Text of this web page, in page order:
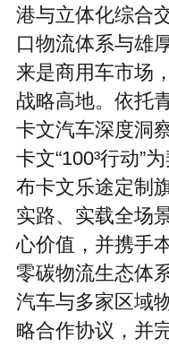
港与立体化综合
口物流体系与雄
来是商用车市场
战略高地。依托
卡文汽车深度洞
卡文“100³行动”
布卡文乐途定制
实路、实载全场
心价值，并携手
零碳物流生态体
汽车与多家区域
略合作协议，并